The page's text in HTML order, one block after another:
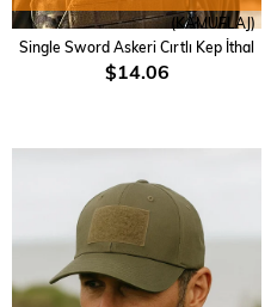
Single Sword Askeri Cırtlı Kep İthal
(KAMUFLAJ)
$14.06